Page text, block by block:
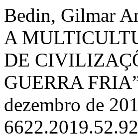
Bedin, Gilmar
A
DE
GUERRA
dezembro de